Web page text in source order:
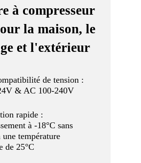
à compresseur
la maison, le
et l'extérieur
de tension :
& AC 100-240V
rapide :
à -18°C sans
une température
de 25°C